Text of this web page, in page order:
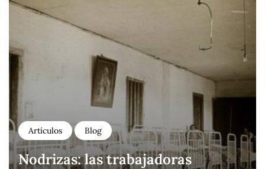
Artículos Blog
Nodrizas: las trabajadoras